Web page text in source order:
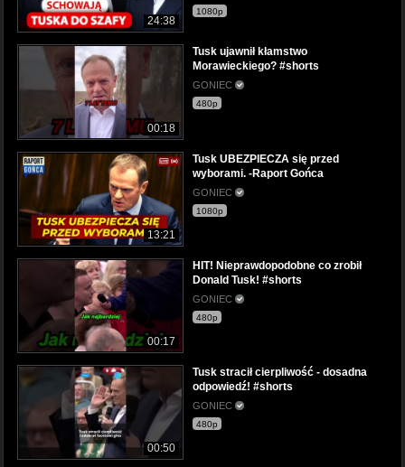
24:38
1080p
00:18
Tusk ujawnił kłamstwo
Morawieckiego? #shorts
GONIEC
480p
13:21
Tusk UBEZPIECZA się przed
wyborami. -Raport Gońca
GONIEC
1080p
00:17
HIT! Nieprawdopodobne co zrobił
Donald Tusk! #shorts
GONIEC
480p
00:50
Tusk stracił cierpliwość - dosadna
odpowiedź! #shorts
GONIEC
480p